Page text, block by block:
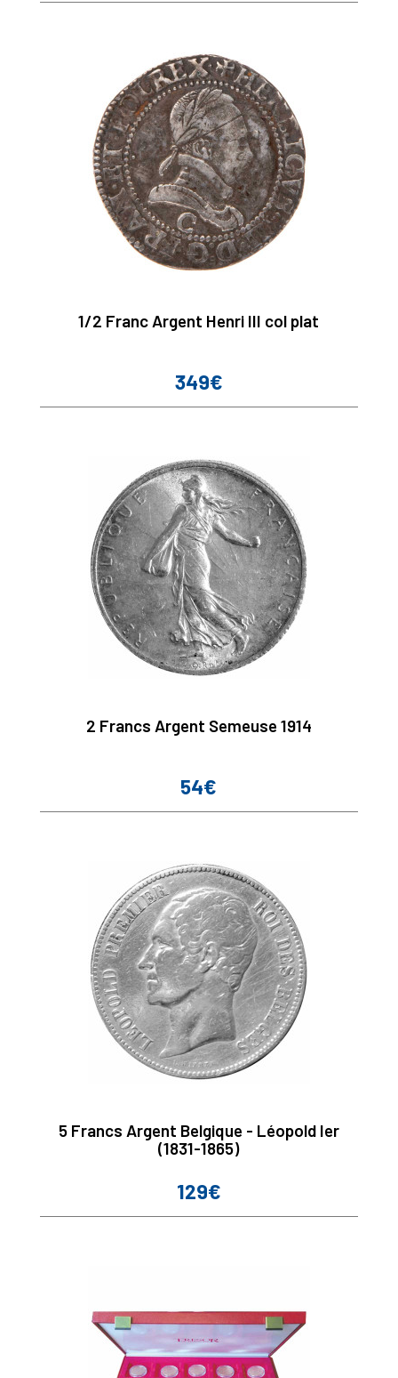
1/2 Franc Argent Henri III col plat
Prix
349€
2 Francs Argent Semeuse 1914
Prix
54€
5 Francs Argent Belgique - Léopold Ier
(1831-1865)
Prix
129€